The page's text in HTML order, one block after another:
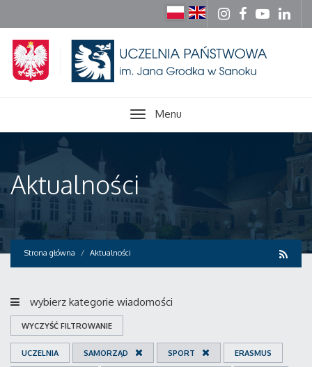
Menu
Aktualności
Strona główna Aktualności
wybierz kategorie wiadomości
WYCZYŚĆ FILTROWANIE
UCZELNIA SAMORZĄD SPORT ERASMUS